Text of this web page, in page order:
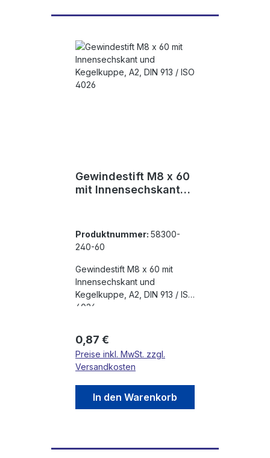
Gewindestift M8 x 60
mit Innensechskant
Produktnummer: 58300-
240-60
Gewindestift M8 x 60 mit
Innensechskant und
Kegelkuppe, A2, DIN 913 / ISO
4026
Regulärer Preis:
0,87 €
Preise inkl. MwSt. zzgl.
Versandkosten
In den Warenkorb